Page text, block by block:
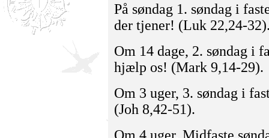
På søndag 1. søndag i
der tjener! (Luk 22,24-
Om 14 dage, 2. søndag i
hjælp os! (Mark 9,14-29).
Om 3 uger, 3. søndag i
(Joh 8,42-51).